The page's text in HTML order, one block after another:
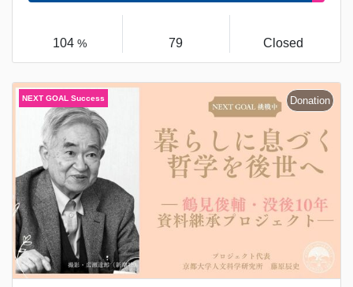
104 % 79 Closed